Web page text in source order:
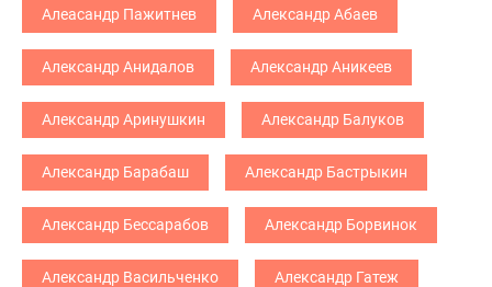
Алеасандр Пажитнев Александр Абаев
Александр Анидалов Александр Аникеев
Александр Аринушкин Александр Балуков
Александр Барабаш Александр Бастрыкин
Александр Бессарабов Александр Борвинок
Александр Васильченко Александр Гатеж